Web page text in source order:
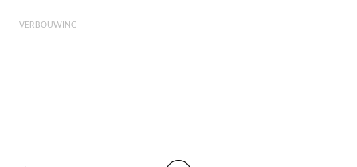
VERBOUWING